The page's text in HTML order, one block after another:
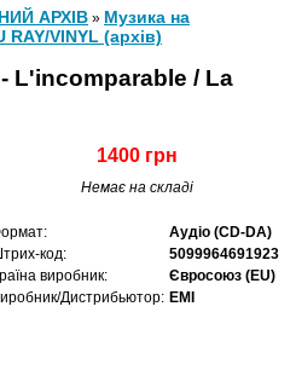
АРХІВ » Музика на
RAY/VINYL (архів)
L'incomparable / La
1400 грн
Немає на складі
Аудіо (CD-DA)
код:
5099964691923
виробник:
Євросоюз (EU)
Дистрибьютор: EMI